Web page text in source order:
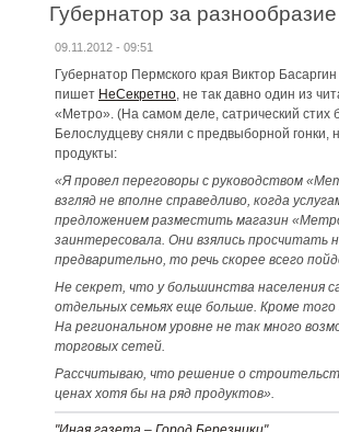
Губернатор за
09.11.2012 - 09:51
Губернатор Пермского края Виктор
пишет НеСекретно , не так давно один из
«Метро». (На самом деле, сатрический стих
Белослудцеву сняли с предвыборной гонки,
продукты:
«Я провел переговоры с руководством
взгляд не вполне справедливо, когда
предложением разместить магазин
заинтересовала. Они взялись
предварительно, то речь скорее всего
Не секрет, что у большинства населения
отдельных семьях еще больше. Кроме
На региональном уровне не так много
торговых сетей.
Рассчитываю, что решение о
ценах хотя бы на ряд продуктов».